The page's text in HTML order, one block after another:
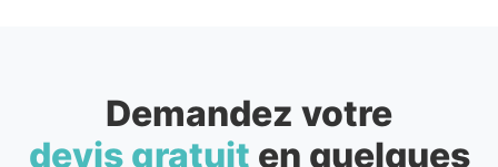
Demandez votre
devis gratuit en quelques